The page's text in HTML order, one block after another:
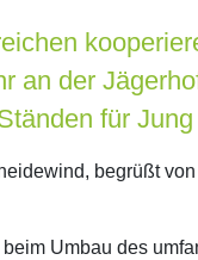
an der
für Jung
begrüßt
Umbau des